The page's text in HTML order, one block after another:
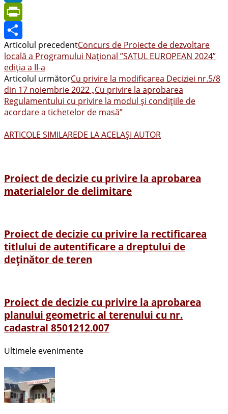
LinkedIn
PrintFriendly
Share
Articolul precedentConcurs de Proiecte de dezvoltare
locală a Programului Național ”SATUL EUROPEAN 2024”
ediția a II-a
Articolul următorCu privire la modificarea Deciziei nr.5/8
din 17 noiembrie 2022 „Cu privire la aprobarea
Regulamentului cu privire la modul şi condiţiile de
acordare a tichetelor de masă”
ARTICOLE SIMILAREDE LA ACELAȘI AUTOR
Proiect de decizie cu privire la aprobarea
materialelor de delimitare
Proiect de decizie cu privire la rectificarea
titlului de autentificare a dreptului de
deținător de teren
Proiect de decizie cu privire la aprobarea
planului geometric al terenului cu nr.
cadastral 8501212.007
Ultimele evenimente